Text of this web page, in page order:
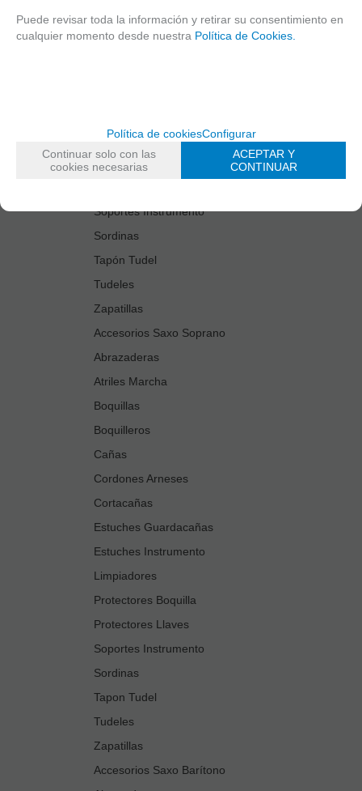
Deflector Saxo Tenor
Estuches Guardacañas
Limpiadores
Protectores Boquilla
Soportes Instrumento
Sordinas
Tapón Tudel
Tudeles
Zapatillas
Accesorios Saxo Soprano
Abrazaderas
Atriles Marcha
Boquillas
Boquilleros
Cañas
Cordones Arneses
Cortacañas
Estuches Guardacañas
Estuches Instrumento
Limpiadores
Protectores Boquilla
Protectores Llaves
Soportes Instrumento
Sordinas
Tapon Tudel
Tudeles
Zapatillas
Accesorios Saxo Barítono
Puede revisar toda la información y retirar su consentimiento en
cualquier momento desde nuestra Política de Cookies.
Política de cookiesConfigurar
Continuar solo con las
cookies necesarias
ACEPTAR Y
CONTINUAR